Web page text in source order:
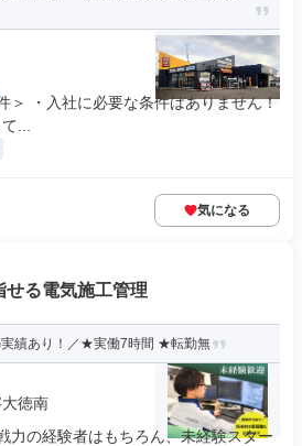
＞ ・入社に必要な条件はありません！
...
気になる
る電気施工管理
績あり！／★実働7時間 ★転勤無
徳南
力の経験者はもちろん、未経験スター